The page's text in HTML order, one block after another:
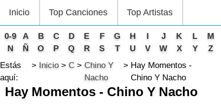
Inicio Top Canciones Top Artistas
0-9 A B C D E F G H I J K L
M
N
Ñ O P Q R S T U V W X Y
Z
Estás
aquí:
Inicio C
Chino Y
Nacho
Hay Momentos -
Chino Y Nacho
Hay Momentos - Chino Y Nacho